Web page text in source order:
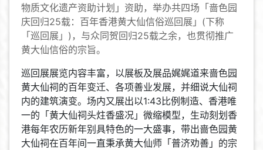
物质文化遗产资助计划」资助，举办共四场「啬色园
庆回归25载：百年香港黄大仙信俗巡回展」(下称
「巡回展」)，与众同贺回归25载之余，也贯彻推广
黄大仙信俗的宗旨。
巡回展展览内容丰富，以展板及展品娓娓道来啬色园
黄大仙祠的百年变迁、各项善业发展，并细说大仙祠
内的建筑演变。场内又展出以1:43比例制造、香港唯
一的「黄大仙祠头炷香盛况」微缩模型，生动刻划香
港每年农历新年别具特色的一大盛事，带出啬色园黄
大仙祠在百年间一直秉承黄大仙师「普济劝善」的宗